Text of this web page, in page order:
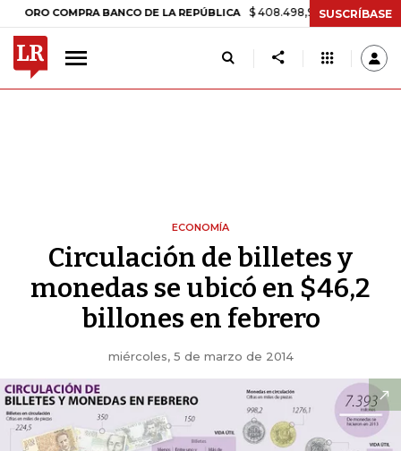
COMPRA BANCO DE LA REPÚBLICA $ 408.498,97 +$ 8.753,81 +2,19%
SUSCRÍBASE
ECONOMÍA
Circulación de billetes y
monedas se ubicó en $46,2
billones en febrero
miércoles, 5 de marzo de 2014